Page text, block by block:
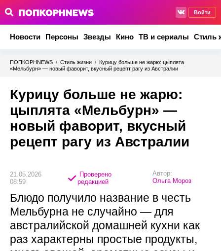
Войти
Новости Персоны Звезды Кино ТВ и сериалы Стиль
ПОПКОРНNEWS / Стиль жизни / Курицу больше не жарю: цыплята
«Мельбурн» — новый фаворит, вкусный рецепт рагу из Австралии
Курицу больше не жарю:
цыплята «Мельбурн» —
новый фаворит, вкусный
рецепт рагу из Австралии
21.05.2026
08:59
Проверено
редакцией
Автор:
Ольга Мороз
Блюдо получило название в честь
Мельбурна не случайно — для
австралийской домашней кухни как
раз характерны простые продукты,